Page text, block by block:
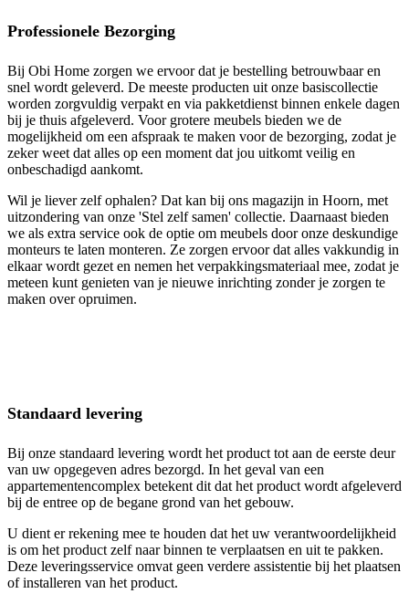
Professionele Bezorging
Bij Obi Home zorgen we ervoor dat je bestelling betrouwbaar en
snel wordt geleverd. De meeste producten uit onze basiscollectie
worden zorgvuldig verpakt en via pakketdienst binnen enkele dagen
bij je thuis afgeleverd. Voor grotere meubels bieden we de
mogelijkheid om een afspraak te maken voor de bezorging, zodat je
zeker weet dat alles op een moment dat jou uitkomt veilig en
onbeschadigd aankomt.
Wil je liever zelf ophalen? Dat kan bij ons magazijn in Hoorn, met
uitzondering van onze 'Stel zelf samen' collectie. Daarnaast bieden
we als extra service ook de optie om meubels door onze deskundige
monteurs te laten monteren. Ze zorgen ervoor dat alles vakkundig in
elkaar wordt gezet en nemen het verpakkingsmateriaal mee, zodat je
meteen kunt genieten van je nieuwe inrichting zonder je zorgen te
maken over opruimen.
Standaard levering
Bij onze standaard levering wordt het product tot aan de eerste deur
van uw opgegeven adres bezorgd. In het geval van een
appartementencomplex betekent dit dat het product wordt afgeleverd
bij de entree op de begane grond van het gebouw.
U dient er rekening mee te houden dat het uw verantwoordelijkheid
is om het product zelf naar binnen te verplaatsen en uit te pakken.
Deze leveringsservice omvat geen verdere assistentie bij het plaatsen
of installeren van het product.